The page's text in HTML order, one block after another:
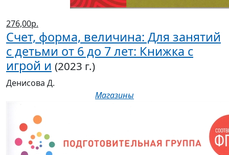
276,00р.
Счет, форма, величина: Для занятий
с детьми от 6 до 7 лет: Книжка с
игрой и (2023 г.)
Денисова Д.
Магазины